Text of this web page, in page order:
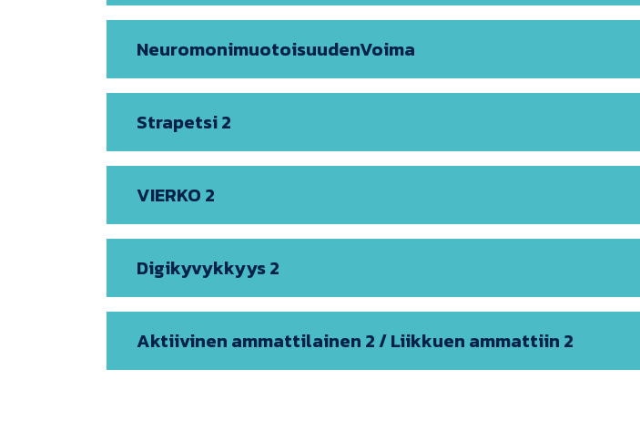
NeuromonimuotoisuudenVoima
Strapetsi 2
VIERKO 2
Digikyvykkyys 2
Aktiivinen ammattilainen 2 / Liikkuen ammattiin 2